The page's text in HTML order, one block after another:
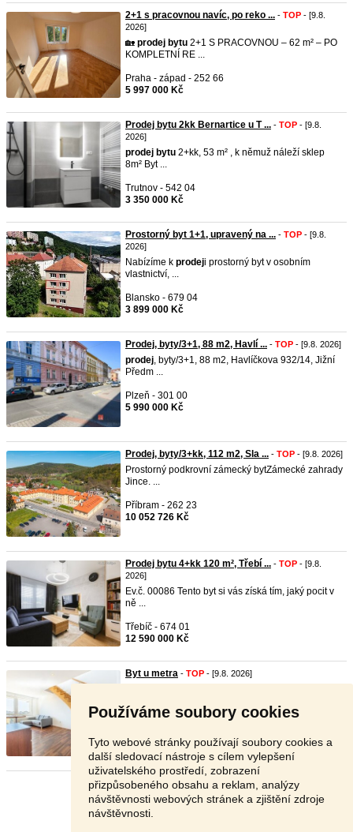
Používáme soubory cookies
Tyto webové stránky používají soubory cookies a
další sledovací nástroje s cílem vylepšení
uživatelského prostředí, zobrazení
přizpůsobeného obsahu a reklam, analýzy
návštěvnosti webových stránek a zjištění zdroje
návštěvnosti.
2+1 s pracovnou navíc, po reko ... - TOP - [9.8.
2026]
🏡 prodej bytu 2+1 S PRACOVNOU – 62 m² – PO
KOMPLETNÍ RE ...
Praha - západ - 252 66
5 997 000 Kč
Prodej bytu 2kk Bernartice u T ... - TOP - [9.8.
2026]
prodej bytu 2+kk, 53 m² , k němuž náleží sklep
8m² Byt ...
Trutnov - 542 04
3 350 000 Kč
Prostorný byt 1+1, upravený na ... - TOP - [9.8.
2026]
Nabízíme k prodeji prostorný byt v osobním
vlastnictví, ...
Blansko - 679 04
3 899 000 Kč
Prodej, byty/3+1, 88 m2, Havlí ... - TOP - [9.8. 2026]
prodej, byty/3+1, 88 m2, Havlíčkova 932/14, Jižní
Předm ...
Plzeň - 301 00
5 990 000 Kč
Prodej, byty/3+kk, 112 m2, Sla ... - TOP - [9.8. 2026]
Prostorný podkrovní zámecký bytZámecké zahrady
Jince. ...
Příbram - 262 23
10 052 726 Kč
Prodej bytu 4+kk 120 m², Třebí ... - TOP - [9.8.
2026]
Ev.č. 00086 Tento byt si vás získá tím, jaký pocit v
ně ...
Třebíč - 674 01
12 590 000 Kč
Byt u metra - TOP - [9.8. 2026]
10 490 000 Kč
Stránka: 1 2 3 Další